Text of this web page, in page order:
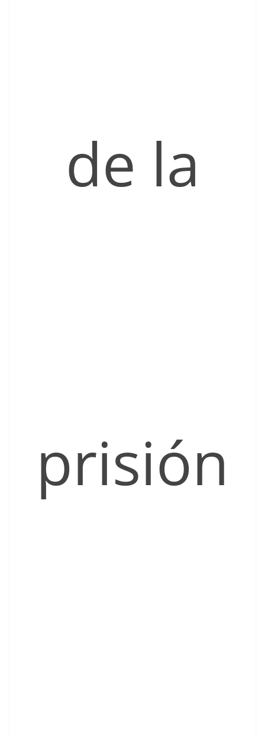
de la
prisión